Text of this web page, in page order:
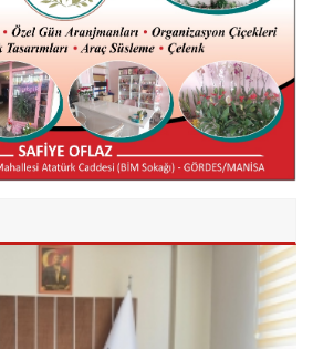
Gezimiz-IV
Tanıyor Musunuz?
Adam!